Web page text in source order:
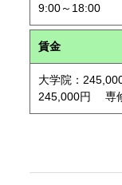
9:00～18:00
賃金
大学院：
245,000円 専